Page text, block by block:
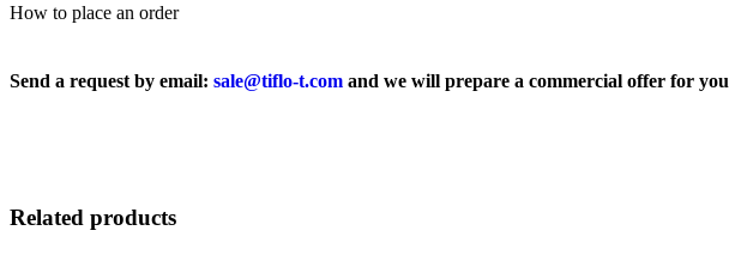
How to place an order
Send a request by email: sale@tiflo-t.com and we will prepare a commercial offer for you
Related products